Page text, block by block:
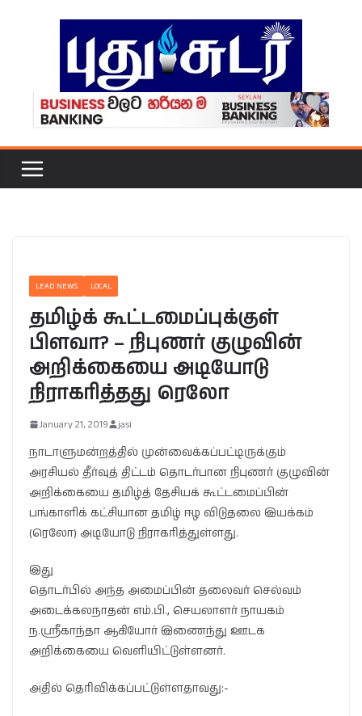
LEAD NEWS LOCAL
தமிழ்க் கூட்டமைப்புக்குள்
பிளவா? – நிபுணர் குழுவின்
அறிக்கையை அடியோடு
நிராகரித்தது ரெலோ
January 21, 2019 jasi
நாடாளுமன்றத்தில் முன்வைக்கப்பட்டிருக்கும்
அரசியல் தீர்வுத் திட்டம் தொடர்பான நிபுணர் குழுவின்
அறிக்கையை தமிழ்த் தேசியக் கூட்டமைப்பின்
பங்காளிக் கட்சியான தமிழ் ஈழ விடுதலை இயக்கம்
(ரெலோ) அடியோடு நிராகரித்துள்ளது.
இது
தொடர்பில் அந்த அமைப்பின் தலைவர் செல்வம்
அடைக்கலநாதன் எம்.பி., செயலாளர் நாயகம்
ந.ஸ்ரீகாந்தா ஆகியோர் இணைந்து ஊடக
அறிக்கையை வெளியிட்டுள்ளனர்.
அதில் தெரிவிக்கப்பட்டுள்ளதாவது:-